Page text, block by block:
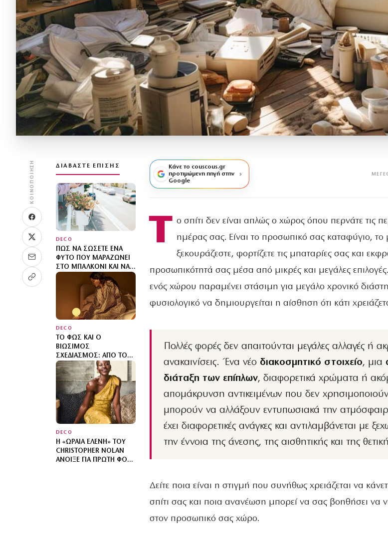
ΚΟΙΝΟΠΟΊΗΣΗ ΔΙΑΒΆΣΤΕ ΕΠΊΣΗΣ
DECO
ΠΏΣ ΝΑ ΣΏΣΕΤΕ ΈΝΑ
ΦΥΤΌ ΠΟΥ ΜΑΡΑΖΏΝΕΙ
ΣΤΟ ΜΠΑΛΚΌΝΙ ΚΑΙ ΝΑ
ΤΟ ΕΠΑΝΑΦΈΡΕΤΕ
ΓΡΉΓΟΡΑ
DECO
ΤΟ ΦΩΣ ΚΑΙ Ο
ΒΙΏΣΙΜΟΣ
ΣΧΕΔΙΑΣΜΌΣ: ΑΠΌ ΤΟΝ
ΎΠΝΟ ΜΈΧΡΙ ΤΟΝ
ΆΝΘΡΩΠΟ
DECO
Η «ΩΡΑΊΑ ΕΛΈΝΗ» ΤΟΥ
CHRISTOPHER NOLAN
ΆΝΟΙΞΕ ΓΙΑ ΠΡΏΤΗ ΦΟΡΆ
Κάνε το couscous.gr
προτιμώμενη πηγή στην
Google
Τ ο σπίτι δεν είναι απλώς ο χώρος όπου περνάτε τις
ημέρας σας. Είναι το προσωπικό σας καταφύγιο,
ξεκουράζεστε, φορτίζετε τις μπαταρίες σας και
προσωπικότητά σας μέσα από μικρές και μεγάλες
ενός χώρου παραμένει στάσιμη για μεγάλο χρονικό
φυσιολογικό να δημιουργείται η αίσθηση ότι κάτι
Πολλές φορές δεν απαιτούνται μεγάλες αλλαγές ή ακριβές
ανακαινίσεις. Ένα νέο διακοσμητικό στοιχείο, μια
διάταξη των επίπλων, διαφορετικά χρώματα ή
απομάκρυνση αντικειμένων που δεν
μπορούν να αλλάξουν εντυπωσιακά την
έχει διαφορετικές ανάγκες και αντιλαμβάνεται με
την έννοια της άνεσης, της αισθητικής και της
Δείτε ποια είναι η στιγμή που συνήθως χρειάζεται να
σπίτι σας και ποια ανανέωση μπορεί να σας βοηθήσει να
στον προσωπικό σας χώρο.